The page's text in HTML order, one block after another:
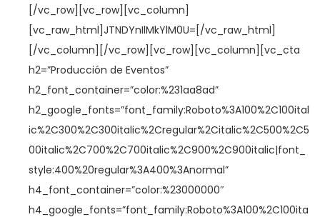
[/vc_row][vc_row][vc_column]
[vc_raw_html]JTNDYnIlMkYlM0U=[/vc_raw_html]
[/vc_column][/vc_row][vc_row][vc_column][vc_cta
h2=”Producción de Eventos”
h2_font_container=”color:%231aa8ad”
h2_google_fonts=”font_family:Roboto%3A100%2C100ital
ic%2C300%2C300italic%2Cregular%2Citalic%2C500%2C5
00italic%2C700%2C700italic%2C900%2C900italic|font_
style:400%20regular%3A400%3Anormal”
h4_font_container=”color:%23000000″
h4_google_fonts=”font_family:Roboto%3A100%2C100ita